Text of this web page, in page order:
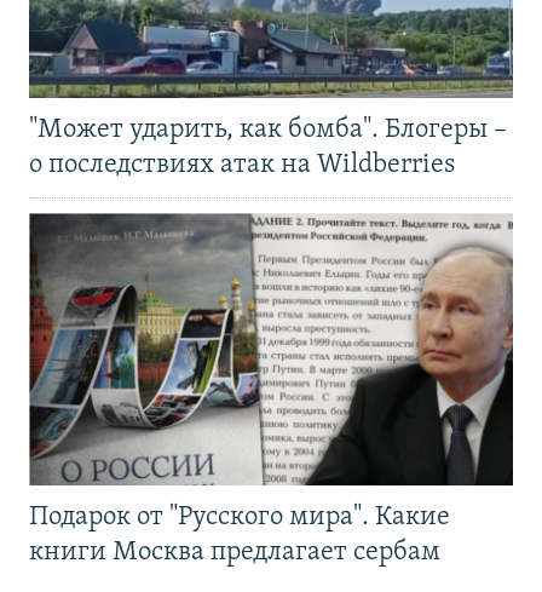
"Может ударить, как бомба". Блогеры –
о последствиях атак на Wildberries
Подарок от "Русского мира". Какие
книги Москва предлагает сербам